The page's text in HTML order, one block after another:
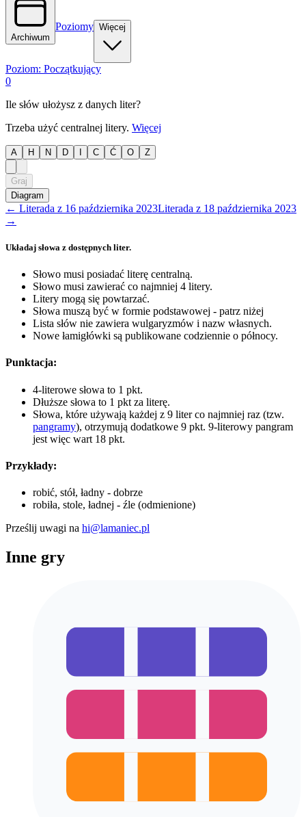
Archiwum
Poziomy Więcej
Poziom: Początkujący
0
Ile słów ułożysz z danych liter?
Trzeba użyć centralnej litery. Więcej
A H N D C Ć O Z
Graj
Diagram
← Literada z 16 października 2023Literada z 18 października 2023
→
Układaj słowa z dostępnych liter.
Słowo musi posiadać literę centralną.
Słowo musi zawierać co najmniej 4 litery.
Litery mogą się powtarzać.
Słowa muszą być w formie podstawowej - patrz niżej
Lista słów nie zawiera wulgaryzmów i nazw własnych.
Nowe łamigłówki są publikowane codziennie o północy.
Punktacja:
4-literowe słowa to 1 pkt.
Dłuższe słowa to 1 pkt za literę.
Słowa, które używają każdej z 9 liter co najmniej raz (tzw.
pangramy), otrzymują dodatkowe 9 pkt. 9-literowy pangram
jest więc wart 18 pkt.
Przykłady:
robić, stół, ładny - dobrze
robiła, stole, ładnej - źle (odmienione)
Prześlij uwagi na hi@lamaniec.pl
Inne gry